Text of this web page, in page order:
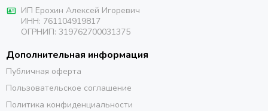
ИП Ерохин Алексей Игоревич
ИНН: 761104919817
ОГРНИП: 319762700031375
Дополнительная информация
Публичная оферта
Пользовательское соглашение
Политика конфиденциальности